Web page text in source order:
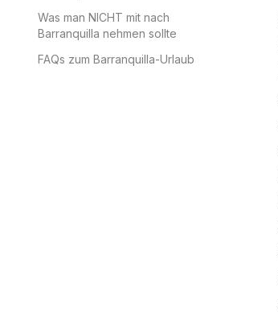
Was man NICHT mit nach
Barranquilla nehmen sollte
FAQs zum Barranquilla-Urlaub